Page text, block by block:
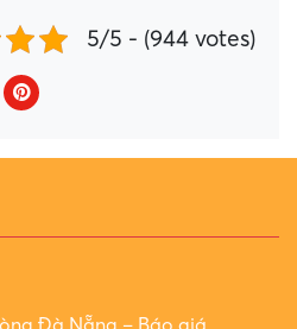
5/5 - (944 votes)